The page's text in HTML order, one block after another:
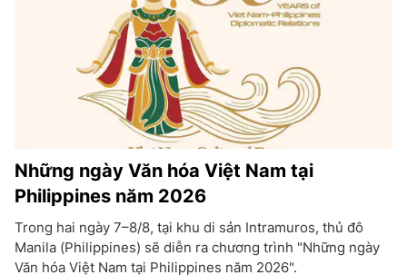
Những ngày Văn hóa Việt Nam tại
Philippines năm 2026
Trong hai ngày 7–8/8, tại khu di sản Intramuros, thủ đô
Manila (Philippines) sẽ diễn ra chương trình "Những ngày
Văn hóa Việt Nam tại Philippines năm 2026".